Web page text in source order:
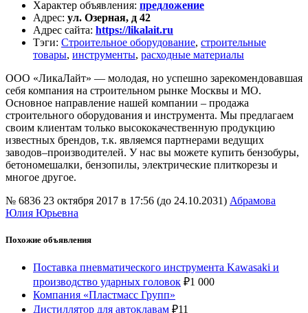
Характер объявления: предложение
Адрес: ул. Озерная, д 42
Адрес сайта: https://likalait.ru
Тэги: Строительное оборудование, строительные
товары, инструменты, расходные материалы
ООО «ЛикаЛайт» — молодая, но успешно зарекомендовавшая
себя компания на строительном рынке Москвы и МО.
Основное направление нашей компании – продажа
строительного оборудования и инструмента. Мы предлагаем
своим клиентам только высококачественную продукцию
известных брендов, т.к. являемся партнерами ведущих
заводов–производителей. У нас вы можете купить бензобуры,
бетономешалки, бензопилы, электрические плиткорезы и
многое другое.
№ 6836 23 октября 2017 в 17:56 (до 24.10.2031) Абрамова
Юлия Юрьевна
Похожие объявления
Поставка пневматического инструмента Kawasaki и
производство ударных головок ₽1 000
Компания «Пластмасс Групп»
Дистиллятор для автоклавам ₽11